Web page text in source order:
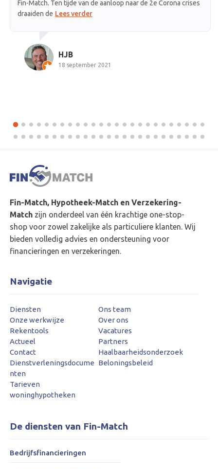
de 2e Corona crises ander relevante documenten
Fin-Match, Hypotheek-Match en Verzekering-
Match zijn onderdeel van één krachtige one-stop-
shop voor zowel zakelijke als particuliere klanten. Wij
bieden volledig advies en ondersteuning voor
financieringen en verzekeringen.
Navigatie
Diensten
Ons team
Onze werkwijze
Over ons
Rekentools
Vacatures
Actueel
Partners
Contact
Haalbaarheidsonderzoek
Dienstverleningsdocume
nten
Beloningsbeleid
Tarieven
woninghypotheken
De diensten van Fin-Match
Bedrijfsfinancieringen